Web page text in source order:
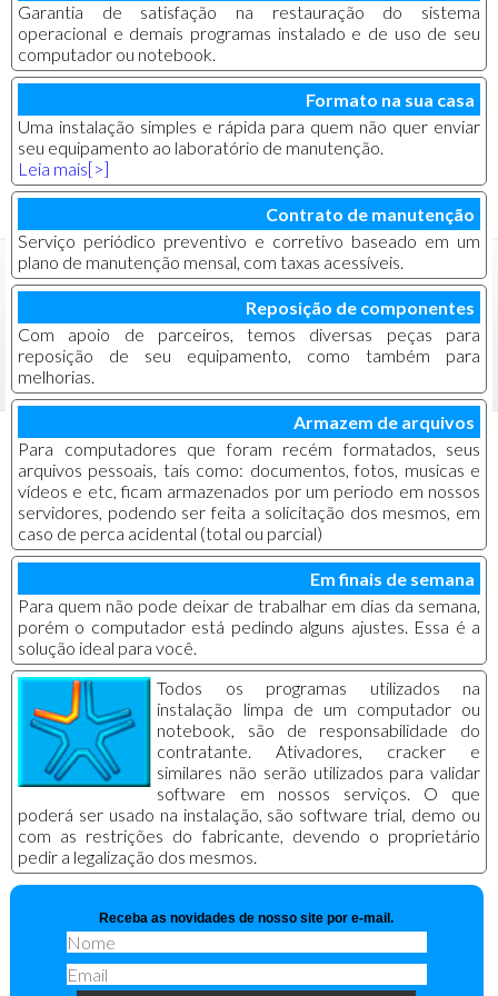
Garantia de satisfação na restauração do sistema
operacional e demais programas instalado e de uso de seu
computador ou notebook.
Formato na sua casa
Uma instalação simples e rápida para quem não quer enviar
seu equipamento ao laboratório de manutenção.
Leia mais[>]
Contrato de manutenção
Serviço periódico preventivo e corretivo baseado em um
plano de manutenção mensal, com taxas acessíveis.
Reposição de componentes
Com apoio de parceiros, temos diversas peças para
reposição de seu equipamento, como também para
melhorias.
Armazem de arquivos
Para computadores que foram recém formatados, seus
arquivos pessoais, tais como: documentos, fotos, musicas e
vídeos e etc, ficam armazenados por um periodo em nossos
servidores, podendo ser feita a solicitação dos mesmos, em
caso de perca acidental (total ou parcial)
Em finais de semana
Para quem não pode deixar de trabalhar em dias da semana,
porém o computador está pedindo alguns ajustes. Essa é a
solução ideal para você.
Todos os programas utilizados na
instalação limpa de um computador ou
notebook, são de responsabilidade do
contratante. Ativadores, cracker e
similares não serão utilizados para validar
software em nossos serviços. O que
poderá ser usado na instalação, são software trial, demo ou
com as restrições do fabricante, devendo o proprietário
pedir a legalização dos mesmos.
Receba as novidades de nosso site por e-mail.